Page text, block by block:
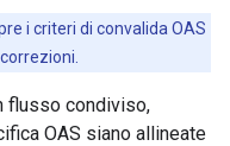
i criteri di convalida OAS
flusso condiviso,
OAS siano allineate